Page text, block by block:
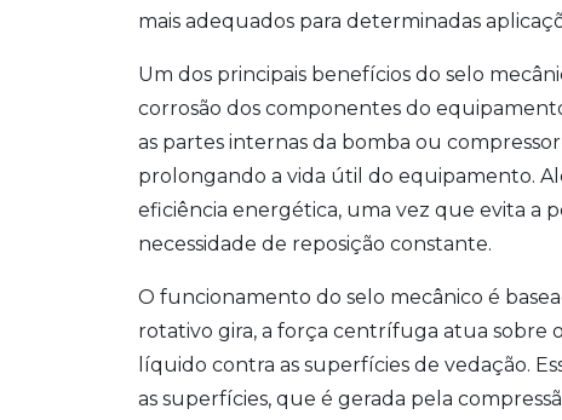
mais adequados para determinadas
Um dos principais benefícios do selo
corrosão dos componentes do
as partes internas da bomba ou
prolongando a vida útil do equipamento.
eficiência energética, uma vez que evita a
necessidade de reposição constante.
O funcionamento do selo mecânico é
rotativo gira, a força centrífuga atua sobre
líquido contra as superfícies de vedação.
as superfícies, que é gerada pela